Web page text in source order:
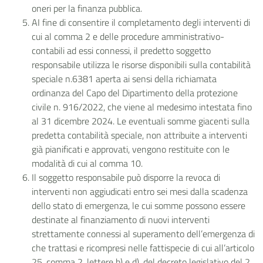
oneri per la finanza pubblica.
AI fine di consentire il completamento degli interventi di
cui al comma 2 e delle procedure amministrativo-
contabili ad essi connessi, il predetto soggetto
responsabile utilizza le risorse disponibili sulla contabilità
speciale n.6381 aperta ai sensi della richiamata
ordinanza del Capo del Dipartimento della protezione
civile n. 916/2022, che viene al medesimo intestata fino
al 31 dicembre 2024. Le eventuali somme giacenti sulla
predetta contabilità speciale, non attribuite a interventi
già pianificati e approvati, vengono restituite con le
modalità di cui al comma 10.
Il soggetto responsabile può disporre la revoca di
interventi non aggiudicati entro sei mesi dalla scadenza
dello stato di emergenza, le cui somme possono essere
destinate al finanziamento di nuovi interventi
strettamente connessi al superamento dell’emergenza di
che trattasi e ricompresi nelle fattispecie di cui all’articolo